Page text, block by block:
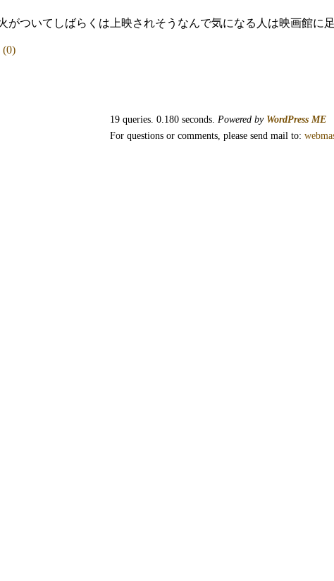
がついてしばらくは上映されそうなんで気になる人は映画館に
(0)
19 queries. 0.180 seconds. Powered by WordPress ME
For questions or comments, please send mail to: